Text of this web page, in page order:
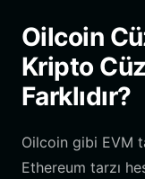
Oilcoin
Kripto
Farklıdır?
Oilcoin gibi EVM
Ethereum tarzı